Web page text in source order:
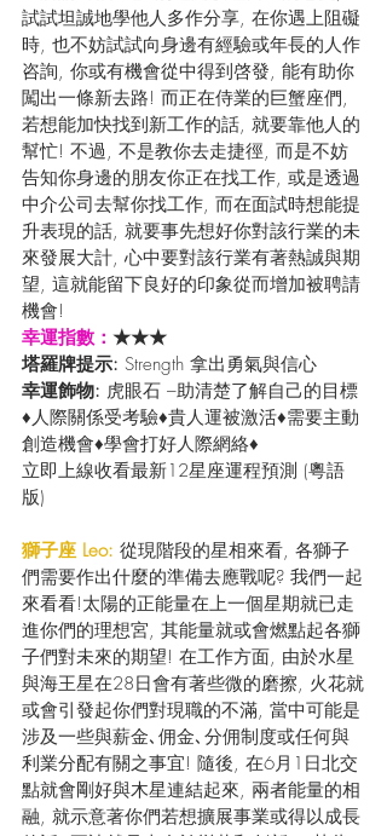
試試坦誠地學他人多作分享, 在你遇上阻礙
時, 也不妨試試向身邊有經驗或年長的人作
咨詢, 你或有機會從中得到啓發, 能有助你
闖出一條新去路! 而正在侍業的巨蟹座們,
若想能加快找到新工作的話, 就要靠他人的
幫忙! 不過, 不是教你去走捷徑, 而是不妨
告知你身邊的朋友你正在找工作, 或是透過
中介公司去幫你找工作, 而在面試時想能提
升表現的話, 就要事先想好你對該行業的未
來發展大計, 心中要對該行業有著熱誠與期
望, 這就能留下良好的印象從而增加被聘請
機會!
幸運指數： ★★★
塔羅牌提示: Strength 拿出勇氣與信心
幸運飾物: 虎眼石 –助清楚了解自己的目標
♦人際關係受考驗♦貴人運被激活♦需要主動
創造機會♦學會打好人際網絡♦
立即上線收看最新12星座運程預測 (粵語
版)
獅子座 Leo: 從現階段的星相來看, 各獅子
們需要作出什麼的準備去應戰呢? 我們一起
來看看!太陽的正能量在上一個星期就已走
進你們的理想宮, 其能量就或會燃點起各獅
子們對未來的期望! 在工作方面, 由於水星
與海王星在28日會有著些微的磨擦, 火花就
或會引發起你們對現職的不滿, 當中可能是
涉及一些與薪金､佣金､分佣制度或任何與
利業分配有關之事宜! 隨後, 在6月1日北交
點就會剛好與木星連結起來, 兩者能量的相
融, 就示意著你們若想擴展事業或得以成長